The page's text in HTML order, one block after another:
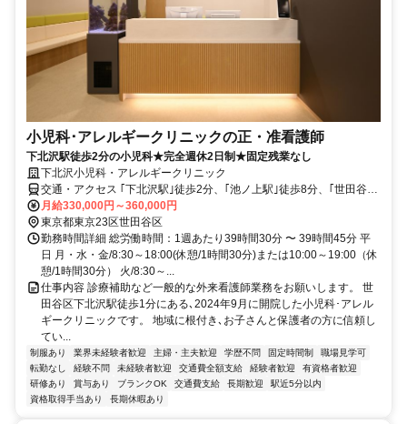
小児科･アレルギークリニックの正・准看護師
下北沢駅徒歩2分の小児科★完全週休2日制★固定残業なし
下北沢小児科・アレルギークリニック
交通・アクセス ｢下北沢駅｣徒歩2分、｢池ノ上駅｣徒歩8分、｢世田谷代
田駅｣徒歩9分、｢東北沢駅｣徒歩10分
月給330,000円～360,000円
東京都東京23区世田谷区
勤務時間詳細 総労働時間：1週あたり39時間30分 〜 39時間45分 平
日 月・水・金/8:30～18:00(休憩/1時間30分)または10:00～19:00（休
憩/1時間30分） 火/8:30～...
仕事内容 診療補助など一般的な外来看護師業務をお願いします。 世
田谷区下北沢駅徒歩1分にある､2024年9月に開院した小児科･アレル
ギークリニックです。 地域に根付き､お子さんと保護者の方に信頼し
てい...
制服あり 業界未経験者歓迎 主婦・主夫歓迎 学歴不問 固定時間制
職場見学可
転勤なし
経験不問 未経験者歓迎 交通費全額支給 経験者歓迎
有資格者歓迎
研修あり
賞与あり ブランクOK 交通費支給 長期歓迎
駅近5分以内
資格取得手当あり
長期休暇あり